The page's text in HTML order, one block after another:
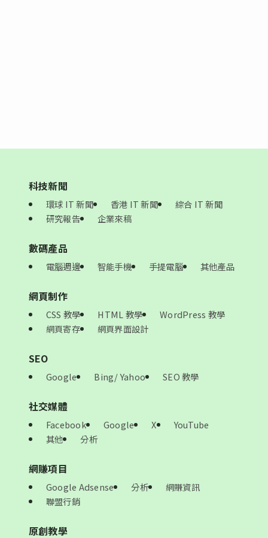
科技新聞
環球 IT 新聞 香港 IT 新聞
綜合 IT 新聞
研究報告
企業來稿
數碼產品
電腦週邊 智能手機 手提電腦 其他產品
網頁制作
CSS 教學 HTML 教學
WordPress 教學
網頁寄存
網頁界面設計
SEO
Google Bing/ Yahoo SEO 教學
社交媒體
Facebook Google X
YouTube
其他
分析
網賺項目
Google Adsense 分析
網賺資訊
聯盟行銷
原創教學